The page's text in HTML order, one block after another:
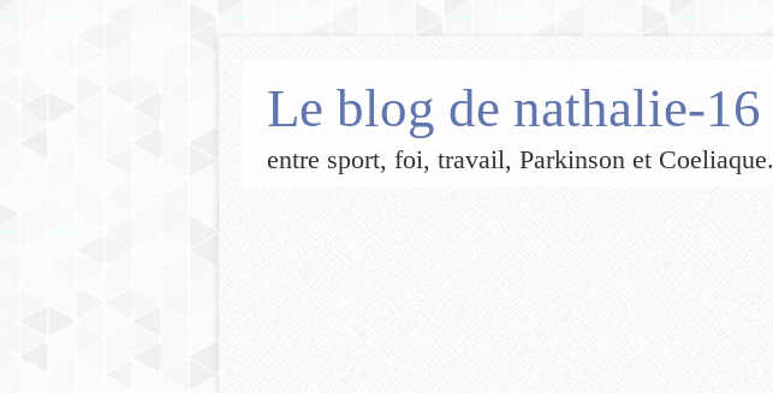
Le blog de nathalie-16
entre sport, foi, travail, Parkinson et Coeliaque.